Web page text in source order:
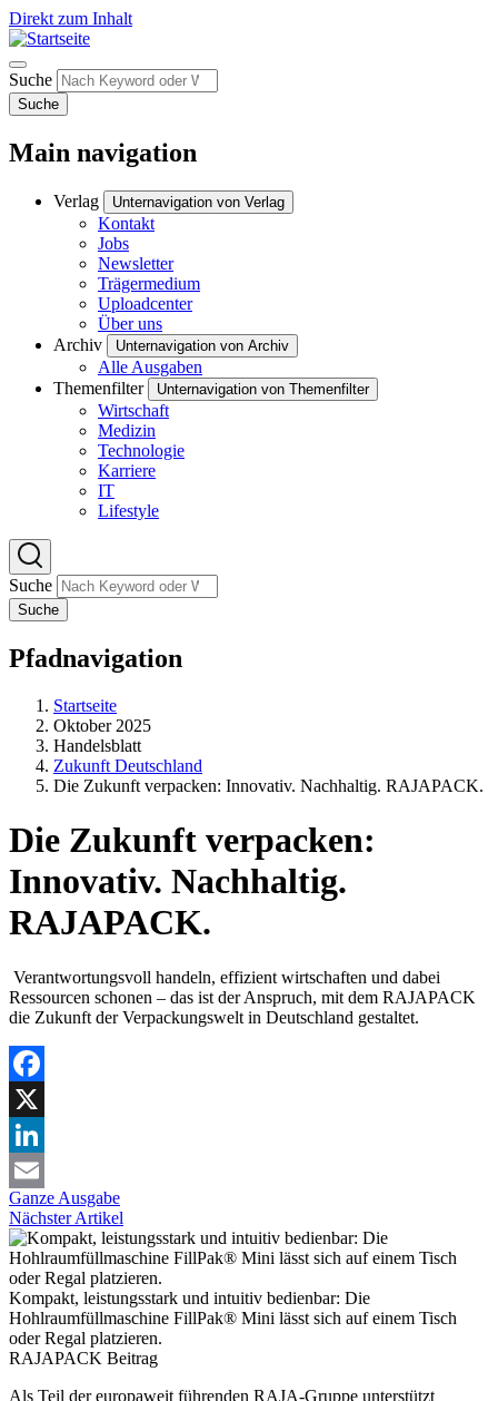
Direkt zum Inhalt
Suche
Suche
Main navigation
Verlag Unternavigation von Verlag
Kontakt
Jobs
Newsletter
Trägermedium
Uploadcenter
Über uns
Archiv
Unternavigation von Archiv
Alle Ausgaben
Themenfilter
Unternavigation von Themenfilter
Wirtschaft
Medizin
Technologie
Karriere
IT
Lifestyle
Suche
Suche
Pfadnavigation
Startseite
Oktober 2025
Handelsblatt
Zukunft Deutschland
Die Zukunft verpacken: Innovativ. Nachhaltig. RAJAPACK.
Die Zukunft verpacken:
Innovativ. Nachhaltig.
RAJAPACK.
Verantwortungsvoll handeln, effizient wirtschaften und dabei
Ressourcen schonen – das ist der Anspruch, mit dem RAJAPACK
die Zukunft der Verpackungswelt in Deutschland gestaltet.
Facebook
X
LinkedIn
Email
Ganze Ausgabe
Nächster Artikel
Kompakt, leistungsstark und intuitiv bedienbar: Die
Hohlraumfüllmaschine FillPak® Mini lässt sich auf einem Tisch
oder Regal platzieren.
RAJAPACK Beitrag
Als Teil der europaweit führenden RAJA-Gruppe unterstützt